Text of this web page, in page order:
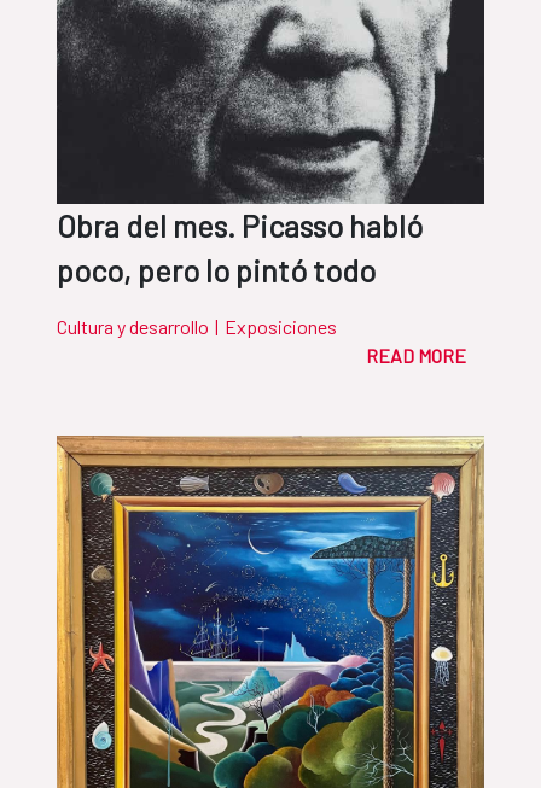
Obra del mes. Picasso habló
poco, pero lo pintó todo
Cultura y desarrollo | Exposiciones
READ MORE